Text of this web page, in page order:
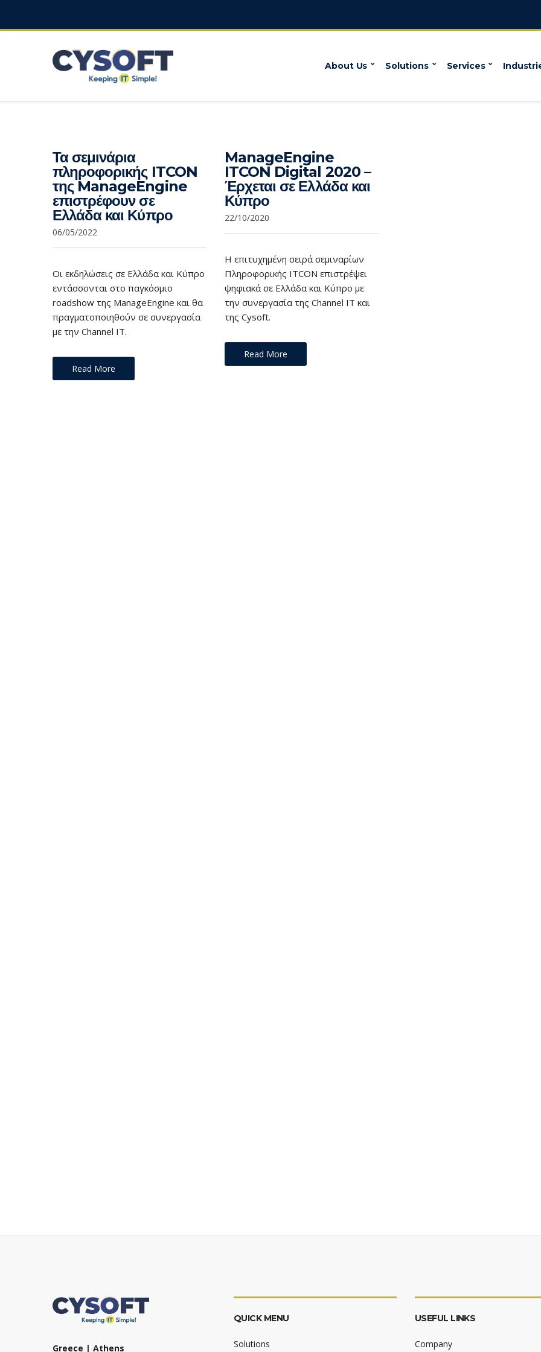
About Us Solutions Services
Τα σεμινάρια
πληροφορικής ITCON
της ManageEngine
επιστρέφουν σε
Ελλάδα και Κύπρο
06/05/2022
Οι εκδηλώσεις σε Ελλάδα και Κύπρο
εντάσσονται στο παγκόσμιο
roadshow της ManageEngine και θα
πραγματοποιηθούν σε συνεργασία
με την Channel IT.
Read More
ManageEngine
ITCON Digital 2020 –
Έρχεται σε Ελλάδα και
Κύπρο​
22/10/2020
Η επιτυχημένη σειρά σεμιναρίων
Πληροφορικής ITCON επιστρέψει
ψηφιακά σε Ελλάδα και Κύπρο με
την συνεργασία της Channel IT και
της Cysoft.
Read More
Greece | Athens
QUICK MENU
Solutions
USEFUL LINKS
Company